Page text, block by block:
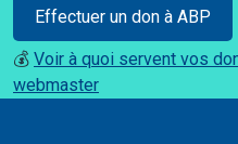
Effectuer un don à ABP
💰 Voir à quoi servent vos
webmaster